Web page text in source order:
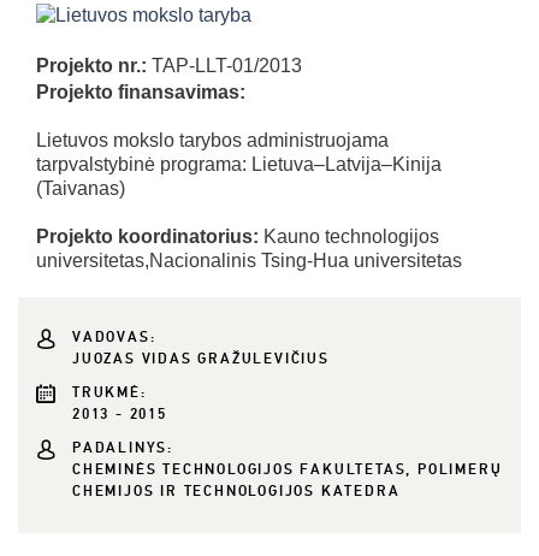
Projekto nr.: TAP-LLT-01/2013
Projekto finansavimas:
Lietuvos mokslo tarybos administruojama
tarpvalstybinė programa: Lietuva–Latvija–Kinija
(Taivanas)
Projekto koordinatorius: Kauno technologijos
universitetas,Nacionalinis Tsing-Hua universitetas
VADOVAS:
JUOZAS VIDAS GRAŽULEVIČIUS
TRUKMĖ:
2013 - 2015
PADALINYS:
CHEMINĖS TECHNOLOGIJOS FAKULTETAS, POLIMERŲ
CHEMIJOS IR TECHNOLOGIJOS KATEDRA